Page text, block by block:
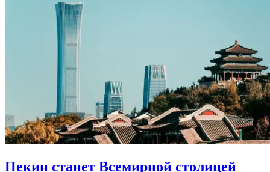
Пекин станет Всемирной столицей